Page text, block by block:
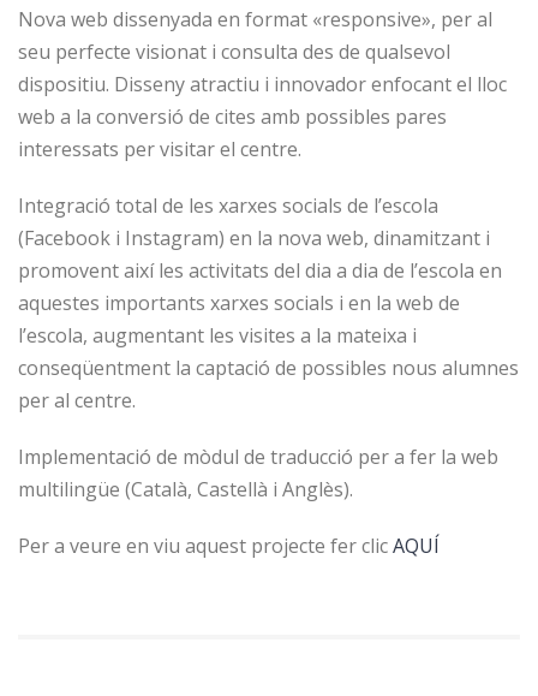
Nova web dissenyada en format «responsive», per al
seu perfecte visionat i consulta des de qualsevol
dispositiu. Disseny atractiu i innovador enfocant el lloc
web a la conversió de cites amb possibles pares
interessats per visitar el centre.
Integració total de les xarxes socials de l’escola
(Facebook i Instagram) en la nova web, dinamitzant i
promovent així les activitats del dia a dia de l’escola en
aquestes importants xarxes socials i en la web de
l’escola, augmentant les visites a la mateixa i
conseqüentment la captació de possibles nous alumnes
per al centre.
Implementació de mòdul de traducció per a fer la web
multilingüe (Català, Castellà i Anglès).
Per a veure en viu aquest projecte fer clicAQUÍ